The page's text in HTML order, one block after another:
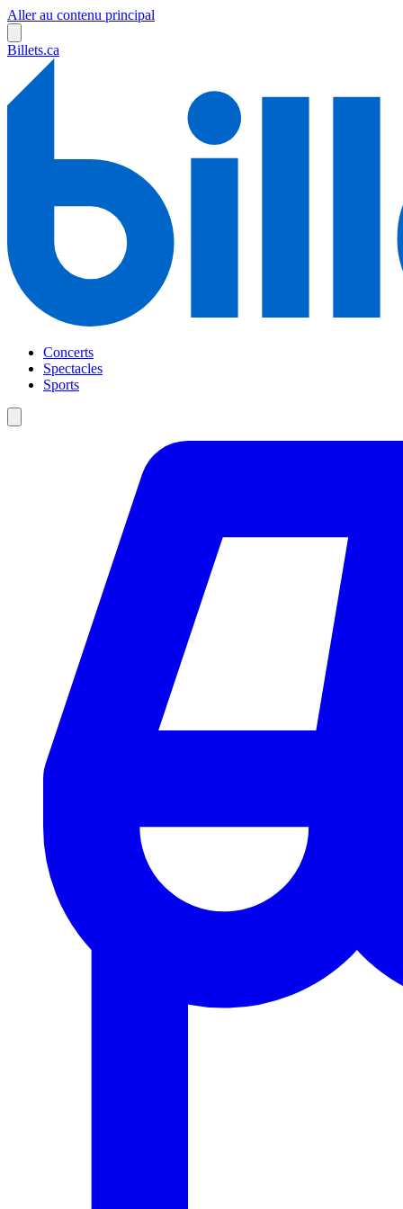
Aller au contenu principal
Billets.ca
Concerts
Spectacles
Sports